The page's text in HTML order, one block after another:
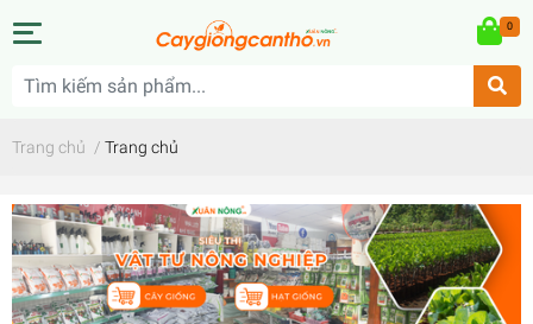
0
Trang chủ / Trang chủ